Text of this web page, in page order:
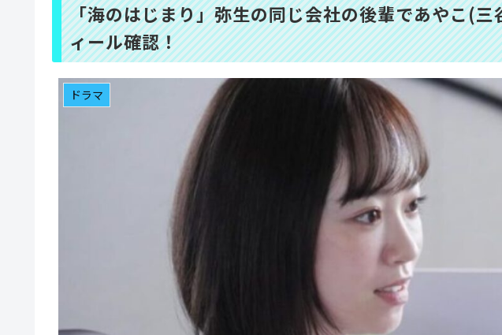
「海のはじまり」弥生の同じ会社の後輩であやこ(
ィール確認！
ドラマ